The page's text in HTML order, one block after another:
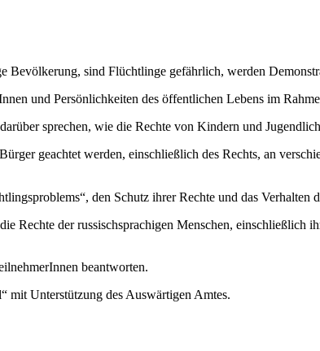
Bevölkerung, sind Flüchtlinge gefährlich, werden
und Persönlichkeiten des öffentlichen Lebens im
sprechen, wie die Rechte von Kindern und
geachtet werden, einschließlich des Rechts, an
den Schutz ihrer Rechte und das Verhalten
Rechte der russischsprachigen Menschen,
beantworten.
mit Unterstützung des Auswärtigen Amtes.